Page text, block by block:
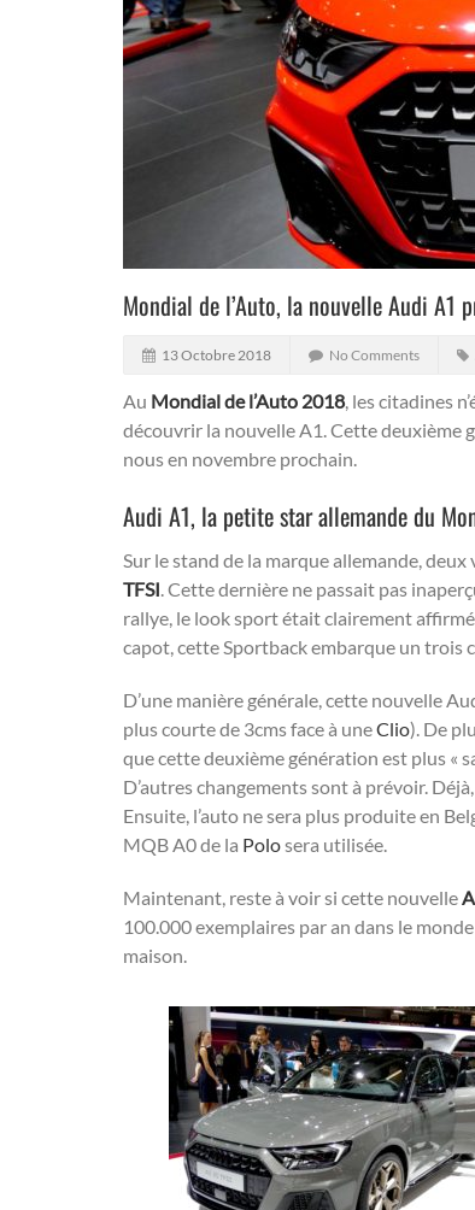
Mondial de l’Auto, la nouvelle Audi A1
13 Octobre 2018 No Comments
Au Mondial de l’Auto 2018, les citadines
découvrir la nouvelle A1. Cette deuxième
nous en novembre prochain.
Audi A1, la petite star allemande du
Sur le stand de la marque allemande, deux
TFSI. Cette dernière ne passait pas
rallye, le look sport était clairement
capot, cette Sportback embarque un trois
D’une manière générale, cette nouvelle
plus courte de 3cms face à uneClio). De
que cette deuxième génération est plus «
D’autres changements sont à prévoir.
Ensuite, l’auto ne sera plus produite en
MQB A0 de la Polosera utilisée.
Maintenant, reste à voir si cette nouvelle
100.000 exemplaires par an dans le
maison.